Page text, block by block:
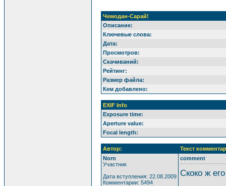
Чемодан-Сарай!
Описание:
Ключевые слова:
Дата:
Просмотров:
Скачиваний:
Рейтинг:
Размер файла:
Кем добавлено:
EXIF Info
Exposure time:
Aperture value:
Focal length:
Автор:
Текст
Norn
Участник
Дата вступления: 22.08.2009
Комментарии: 5494
comment
Скоко ж